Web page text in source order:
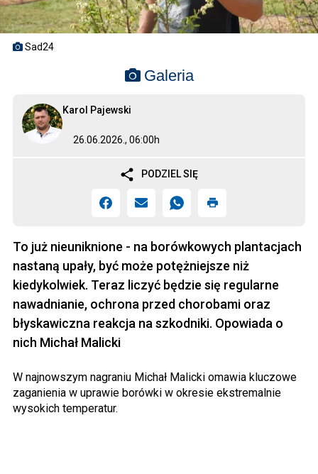
Sad24
Galeria
26.06.2026., 06:00h
Karol Pajewski
PODZIEL SIĘ
To już nieuniknione - na borówkowych plantacjach
nastaną upały, być może potężniejsze niż
kiedykolwiek. Teraz liczyć będzie się regularne
nawadnianie, ochrona przed chorobami oraz
błyskawiczna reakcja na szkodniki. Opowiada o
nich Michał Malicki
W najnowszym nagraniu Michał Malicki omawia kluczowe
zaganienia w uprawie borówki w okresie ekstremalnie
wysokich temperatur.